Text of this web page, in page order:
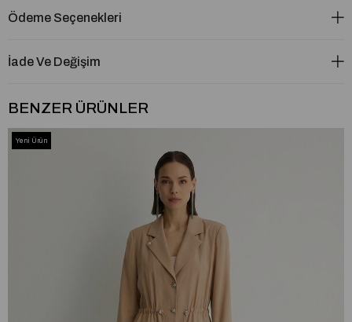
Ödeme Seçenekleri
İade Ve Değişim
BENZER ÜRÜNLER
Yeni Ürün